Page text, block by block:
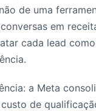
de uma
em
cada lead
a Meta
de